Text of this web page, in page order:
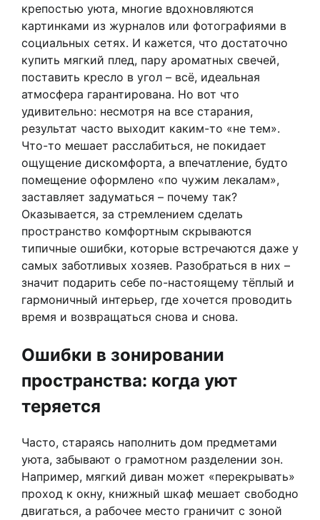
крепостью уюта, многие вдохновляются
картинками из журналов или фотографиями в
социальных сетях. И кажется, что достаточно
купить мягкий плед, пару ароматных свечей,
поставить кресло в угол – всё, идеальная
атмосфера гарантирована. Но вот что
удивительно: несмотря на все старания,
результат часто выходит каким-то «не тем».
Что-то мешает расслабиться, не покидает
ощущение дискомфорта, а впечатление, будто
помещение оформлено «по чужим лекалам»,
заставляет задуматься – почему так?
Оказывается, за стремлением сделать
пространство комфортным скрываются
типичные ошибки, которые встречаются даже у
самых заботливых хозяев. Разобраться в них –
значит подарить себе по-настоящему тёплый и
гармоничный интерьер, где хочется проводить
время и возвращаться снова и снова.
Ошибки в зонировании
пространства: когда уют
теряется
Часто, стараясь наполнить дом предметами
уюта, забывают о грамотном разделении зон.
Например, мягкий диван может «перекрывать»
проход к окну, книжный шкаф мешает свободно
двигаться, а рабочее место граничит с зоной